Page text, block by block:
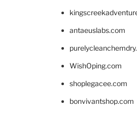
antaeuslabs.com
WishOping.com
shoplegacee.com
bonvivantshop.com